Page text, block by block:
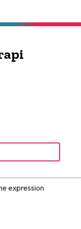
expression